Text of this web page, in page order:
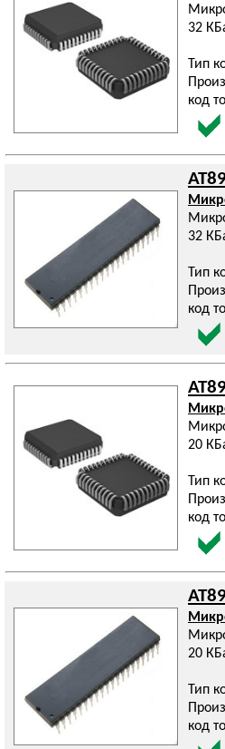
32
Тип
код
32
Тип
код
20
Тип
код
20
Тип
код